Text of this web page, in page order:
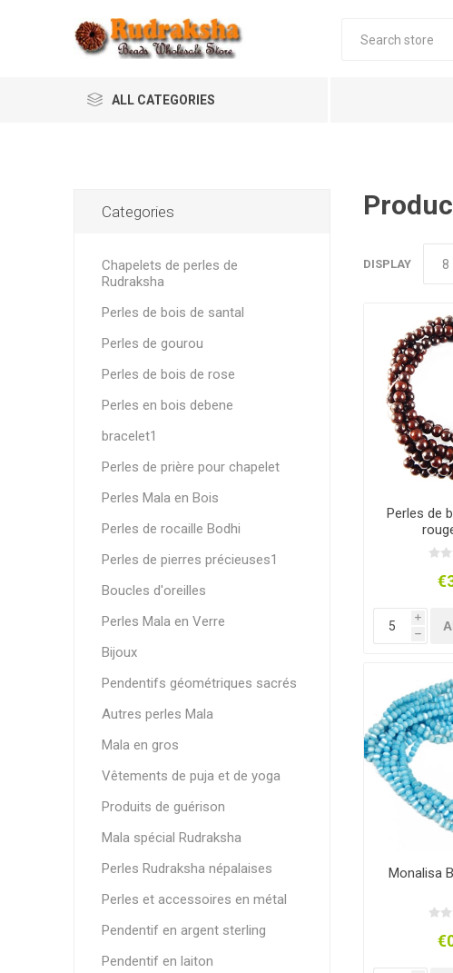
ALL CATEGORIES
DISPLAY
Perles de
i
h
Monalisa
Categories
Chapelets de perles de
Rudraksha
Perles de bois de santal
Perles de gourou
Perles de bois de rose
Perles en bois debene
bracelet1
Perles de prière pour chapelet
Perles Mala en Bois
Perles de rocaille Bodhi
Perles de pierres précieuses1
Boucles d'oreilles
Perles Mala en Verre
Bijoux
Pendentifs géométriques sacrés
Autres perles Mala
Mala en gros
Vêtements de puja et de yoga
Produits de guérison
Mala spécial Rudraksha
Perles Rudraksha népalaises
Perles et accessoires en métal
Pendentif en argent sterling
Pendentif en laiton